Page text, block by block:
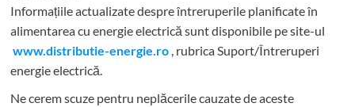
Informațiile actualizate despre întreruperile planificate în
alimentarea cu energie electrică sunt disponibile pe site-ul
www.distributie-energie.ro , rubrica Suport/Întreruperi
energie electrică.
Ne cerem scuze pentru neplăcerile cauzate de aceste